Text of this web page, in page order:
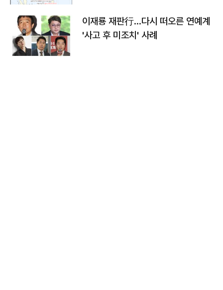
이재룡 재판行…다시 떠오른 연예계
'사고 후 미조치' 사례